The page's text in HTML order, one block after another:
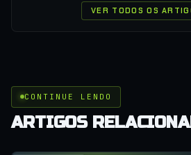
VER TODOS OS
CONTINUE LENDO
ARTIGOS